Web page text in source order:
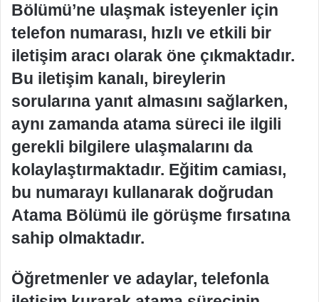
Bölümü’ne ulaşmak isteyenler için
telefon numarası, hızlı ve etkili bir
iletişim aracı olarak öne çıkmaktadır.
Bu iletişim kanalı, bireylerin
sorularına yanıt almasını sağlarken,
aynı zamanda atama süreci ile ilgili
gerekli bilgilere ulaşmalarını da
kolaylaştırmaktadır. Eğitim camiası,
bu numarayı kullanarak doğrudan
Atama Bölümü ile görüşme fırsatına
sahip olmaktadır.
Öğretmenler ve adaylar, telefonla